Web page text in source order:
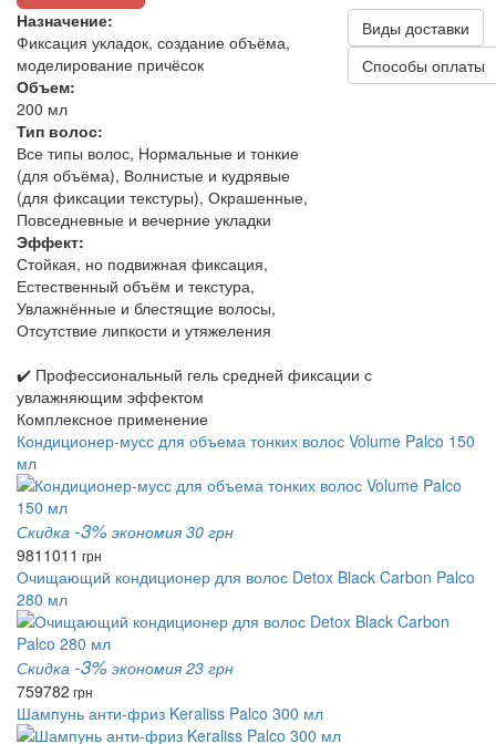
Назначение:
Фиксация укладок, создание объёма,
моделирование причёсок
Объем:
200 мл
Тип волос:
Все типы волос, Нормальные и тонкие
(для объёма), Волнистые и кудрявые
(для фиксации текстуры), Окрашенные,
Повседневные и вечерние укладки
Эффект:
Стойкая, но подвижная фиксация,
Естественный объём и текстура,
Увлажнённые и блестящие волосы,
Отсутствие липкости и утяжеления
Виды доставки
Способы оплаты
✔️ Профессиональный гель средней фиксации с
увлажняющим эффектом
Комплексное применение
Кондиционер-мусс для объема тонких волос Volume Palco 150
мл
Скидка -3% экономия 30 грн
981 1011 грн
Очищающий кондиционер для волос Detox Black Carbon Palco
280 мл
Скидка -3% экономия 23 грн
759782 грн
Шампунь анти-фриз Keraliss Palco 300 мл